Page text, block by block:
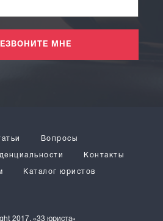
МНЕ
2017, «33 юриста»
Вопросы
Контакты
Каталог юристов